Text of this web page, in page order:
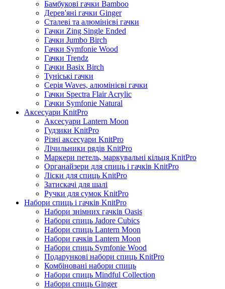
Бамбукові гачки Bamboo
Дерев'яні гачки Ginger
Сталеві та алюмінієві гачки
Гачки Zing Single Ended
Гачки Jumbo Birch
Гачки Symfonie Wood
Гачки Trendz
Гачки Basix Birch
Туніські гачки
Серія Waves, алюмінієві гачки
Гачки Spectra Flair Acrylic
Гачки Symfonie Natural
Аксесуари KnitPro
Аксесуари Lantern Moon
Гудзики KnitPro
Різні аксесуари KnitPro
Лічильники рядів KnitPro
Маркери петель, маркувальні кільця KnitPro
Органайзери для спиць і гачків KnitPro
Ліски для спиць KnitPro
Затискачі для шалі
Ручки для сумок KnitPro
Набори спиць і гачків KnitPro
Набори знімних гачків Oasis
Набори спиць Jadore Cubics
Набори спиць Lantern Moon
Набори гачків Lantern Moon
Набори спиць Symfonie Wood
Подарункові набори спиць KnitPro
Комбіновані набори спиць
Набори спиць Mindful Collection
Набори спиць Ginger